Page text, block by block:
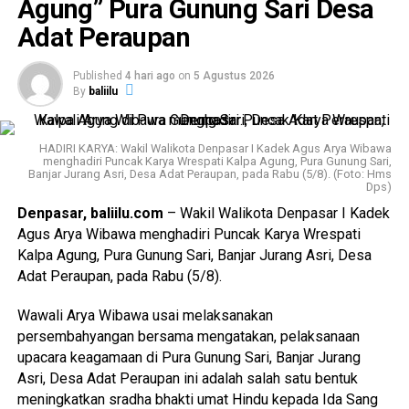
Menurutnya, pelaksanaankarya
dan kekompakan antara Puri Agung Dangin Puri dengan
krama adat Denpasar dalam menjaga serta melestarikan
tradisi dan nilai-nilai luhur agama Hindu di Kota Denpasar.
pelaksanaankaryaini patut diapresiasi. Tentunyakaryaini
memberikan manfaat sekaligus kemudahan bagi
umat Hindu Bali,” ujar Jaya Negara.
Lebih lanjut, Jaya Negara menegaskan bahwa Pemerintah
Kota Denpasar senantiasa memberikan dukungan terhadap
sebagai bagian dari upaya pelestarian budaya Bali.
“Sebagai pemerintah kami memberikan apresiasi serta
dukungan atas pelaksanaankaryaini. Semoga seluruh
rangkaiankaryadapat berjalan lancar, memberikan makna
Agung” Pura Gunung Sari Desa
Adat Peraupan
Published 4 hari ago on 5 Agustus 2026
By baliilu
HADIRI KARYA: Wakil Walikota Denpasar I Kadek Agus Arya Wibawa
menghadiri Puncak Karya Wrespati Kalpa Agung, Pura Gunung Sari,
Banjar Jurang Asri, Desa Adat Peraupan, pada Rabu (5/8). (Foto: Hms
Dps)
Denpasar, baliilu.com – Wakil Walikota Denpasar I Kadek
Agus Arya Wibawa menghadiri Puncak Karya Wrespati
Kalpa Agung, Pura Gunung Sari, Banjar Jurang Asri, Desa
Adat Peraupan, pada Rabu (5/8).
Wawali Arya Wibawa usai melaksanakan
persembahyangan bersama mengatakan, pelaksanaan
upacara keagamaan di Pura Gunung Sari, Banjar Jurang
Asri, Desa Adat Peraupan ini adalah salah satu bentuk
meningkatkan sradha bhakti umat Hindu kepada Ida Sang